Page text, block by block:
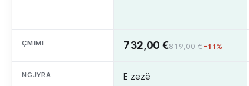
ÇMIMI 732,00 €819,00 €−11%
NGJYRA E zezë